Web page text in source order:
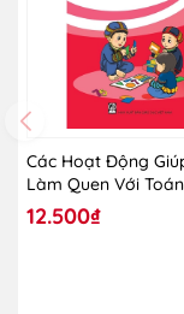
Các Hoạt Động
Làm Quen Với
Cho Trẻ Lớp Mẫu
Ghép)
12.500₫